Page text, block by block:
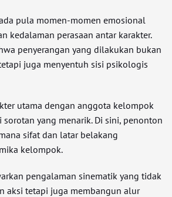
pula momen-momen emosional
kedalaman perasaan antar karakter.
penyerangan yang dilakukan bukan
juga menyentuh sisi psikologis
utama dengan anggota kelompok
yang menarik. Di sini, penonton
sifat dan latar belakang
kelompok.
pengalaman sinematik yang tidak
aksi tetapi juga membangun alur